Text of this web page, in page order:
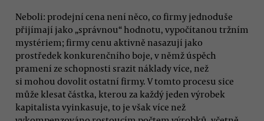
Neboli: prodejní cena není něco, co firmy jednoduše
přijímají jako „správnou“ hodnotu, vypočítanou tržním
mystériem; firmy cenu aktivně nasazují jako
prostředek konkurenčního boje, v němž úspěch
pramení ze schopnosti srazit náklady více, než
si mohou dovolit ostatní firmy. V tomto procesu sice
může klesat částka, kterou za každý jeden výrobek
kapitalista vyinkasuje, to je však více než